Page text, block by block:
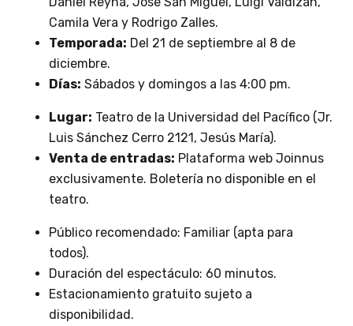
Camila Vera y Rodrigo Zalles.
Temporada: Del 21 de septiembre al 8 de
diciembre.
Días: Sábados y domingos a las 4:00 pm.
Lugar: Teatro de la Universidad del Pacífico (Jr.
Luis Sánchez Cerro 2121, Jesús María).
Venta de entradas: Plataforma web Joinnus
exclusivamente. Boletería no disponible en el
teatro.
Público recomendado: Familiar (apta para
todos).
Duración del espectáculo: 60 minutos.
Estacionamiento gratuito sujeto a
disponibilidad.